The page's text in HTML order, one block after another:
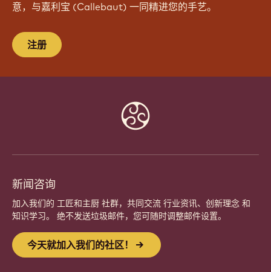
意，与嘉利宝 (Callebaut) 一同精进您的手艺。
注册
新闻咨询
加入我们的 工匠和主厨 社群，共同交流 行业资讯、创新理念 和
知识学习。 绝不发送垃圾邮件，您可随时调整邮件设置。
今天就加入我们的社区！